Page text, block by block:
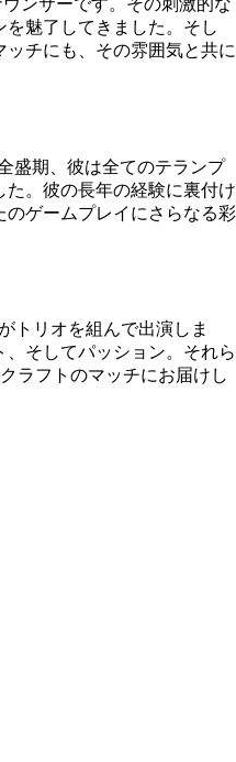
ウンサーです。その刺激的な
魅了してきました。そし
チにも、その雰囲気と共に
盛期、彼は全てのテランプ
。彼の長年の経験に裏付け
のゲームプレイにさらなる彩
トリオを組んで出演しま
そしてパッション。それら
ラフトのマッチにお届けし